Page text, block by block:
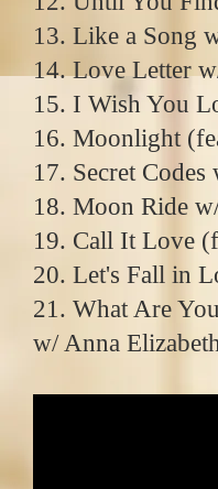
13. Like a Song
14. Love Letter
15. I Wish You
16. Moonlight
17. Secret Codes
18. Moon Ride
19. Call It Love
20. Let's Fall in
21. What Are
w/ Anna